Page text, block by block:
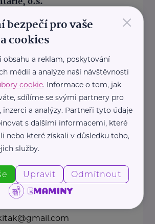
672
TAK
umělců se dalo
zivoziti/
×
pro vaše
cookies
obsahu a reklam, poskytování
médií a analýze naší návštěvnosti
cookie. Informace o tom, jak
sdílíme se svými partnery pro
inzerci a analýzy. Partneři tyto údaje
s dalšími informacemi, které
nebo které získali v důsledku toho,
služby.
Upravit Odmítnout